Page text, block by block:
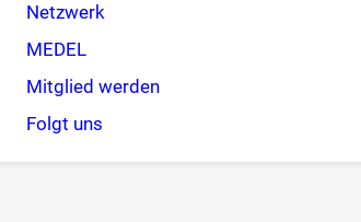
Netzwerk
MEDEL
Mitglied werden
Folgt uns